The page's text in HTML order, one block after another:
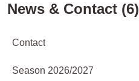
News & Contact (6)
Contact
Season 2026/2027